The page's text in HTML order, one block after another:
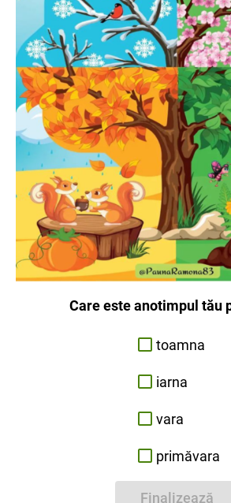
Care este anotimpul tău
toamna
iarna
vara
primăvara
Finalizează